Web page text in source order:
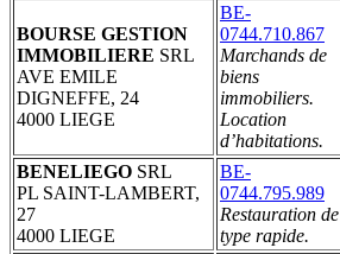
BOURSE GESTION
IMMOBILIERE SRL
AVE EMILE
DIGNEFFE, 24
4000 LIEGE
BE-
0744.710.867
Marchands de
biens
immobiliers.
Location
d’habitations.
BENELIEGO SRL
PL SAINT-LAMBERT,
27
4000 LIEGE
BE-
0744.795.989
Restauration de
type rapide.